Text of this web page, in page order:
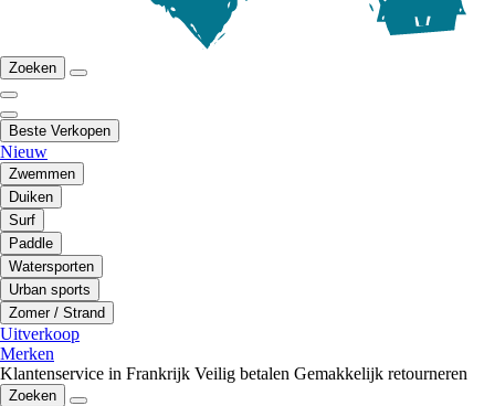
Zoeken
Beste Verkopen
Nieuw
Zwemmen
Duiken
Surf
Paddle
Watersporten
Urban sports
Zomer / Strand
Uitverkoop
Merken
Klantenservice in Frankrijk Veilig betalen Gemakkelijk retourneren
Zoeken